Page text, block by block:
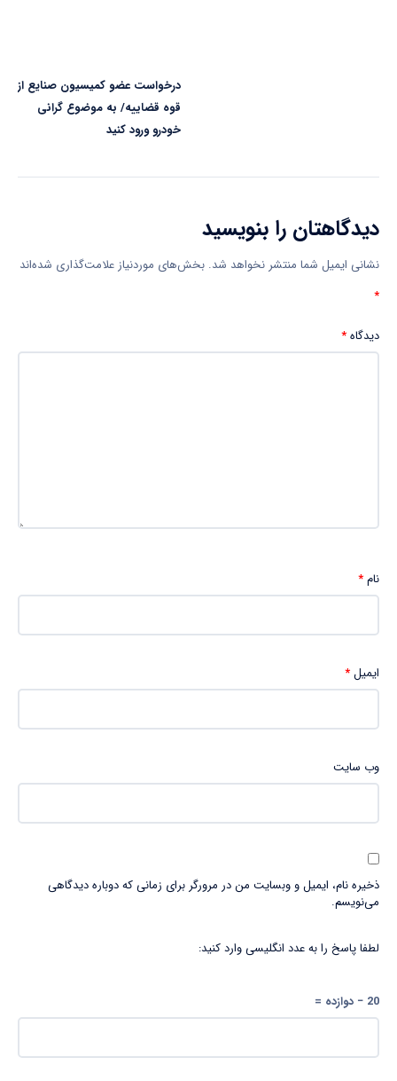
درخواست عضو کمیسیون صنایع از
قوه قضاییه/ به موضوع گرانی
خودرو ورود کنید
دیدگاهتان را بنویسید
نشانی ایمیل شما منتشر نخواهد شد. بخش‌های موردنیاز علامت‌گذاری شده‌اند
*
دیدگاه*
نام*
ایمیل*
وب‌ سایت
ذخیره نام، ایمیل و وبسایت من در مرورگر برای زمانی که دوباره دیدگاهی
می‌نویسم.
لطفا پاسخ را به عدد انگلیسی وارد کنید:
20 − دوازده =